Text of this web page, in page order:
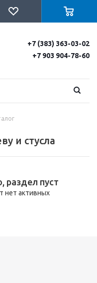
+7 (383) 363-03-02
+7 903 904-78-60
и стусла
раздел пуст
нет активных